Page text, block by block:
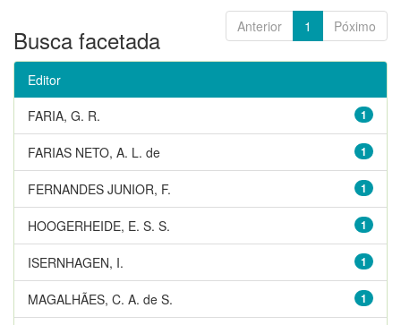
Anterior 1 Póximo
Busca facetada
Editor
1
FARIA, G. R.
1
FARIAS NETO, A. L. de
1
FERNANDES JUNIOR, F.
1
HOOGERHEIDE, E. S. S.
1
ISERNHAGEN, I.
1
MAGALHÃES, C. A. de S.